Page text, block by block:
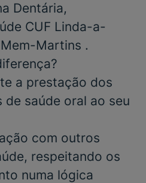
Dentária,
CUF Linda-a-
Martins .
a prestação dos
de saúde oral ao seu
com outros
respeitando os
numa lógica